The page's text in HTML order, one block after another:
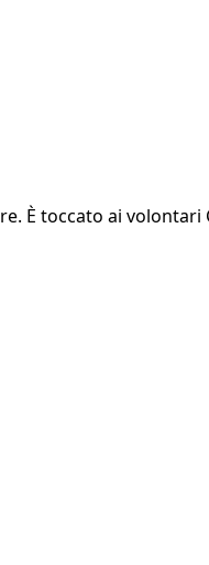
È toccato ai volontari